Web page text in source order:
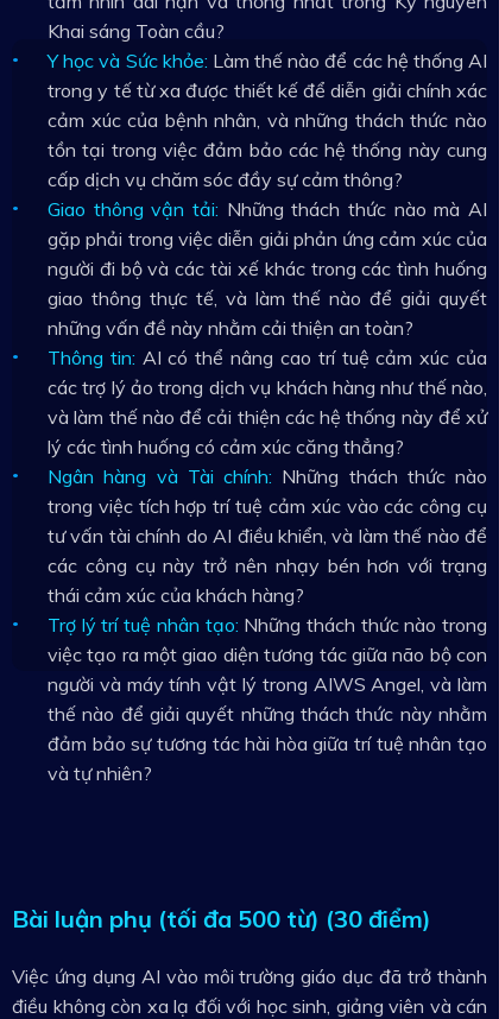
Khai sáng Toàn cầu?
Y học và Sức khỏe: Làm thế nào để các hệ thống AI
trong y tế từ xa được thiết kế để diễn giải chính xác
cảm xúc của bệnh nhân, và những thách thức nào
tồn tại trong việc đảm bảo các hệ thống này cung
cấp dịch vụ chăm sóc đầy sự cảm thông?
Giao thông vận tải: Những thách thức nào mà AI
gặp phải trong việc diễn giải phản ứng cảm xúc của
người đi bộ và các tài xế khác trong các tình huống
giao thông thực tế, và làm thế nào để giải quyết
những vấn đề này nhằm cải thiện an toàn?
Thông tin: AI có thể nâng cao trí tuệ cảm xúc của
các trợ lý ảo trong dịch vụ khách hàng như thế nào,
và làm thế nào để cải thiện các hệ thống này để xử
lý các tình huống có cảm xúc căng thẳng?
Ngân hàng và Tài chính: Những thách thức nào
trong việc tích hợp trí tuệ cảm xúc vào các công cụ
tư vấn tài chính do AI điều khiển, và làm thế nào để
các công cụ này trở nên nhạy bén hơn với trạng
thái cảm xúc của khách hàng?
Trợ lý trí tuệ nhân tạo: Những thách thức nào trong
việc tạo ra một giao diện tương tác giữa não bộ con
người và máy tính vật lý trong AIWS Angel, và làm
thế nào để giải quyết những thách thức này nhằm
đảm bảo sự tương tác hài hòa giữa trí tuệ nhân tạo
và tự nhiên?
Bài luận phụ (tối đa 500 từ) (30 điểm)
Việc ứng dụng AI vào môi trường giáo dục đã trở thành
điều không còn xa lạ đối với học sinh, giảng viên và cán